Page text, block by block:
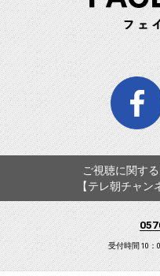
ご視聴に関す
【テレ朝チャ
受付時間 10：